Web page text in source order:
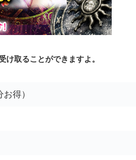
け取ることができますよ。
得）